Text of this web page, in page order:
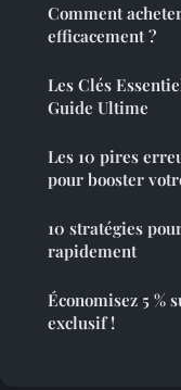
Comment
efficacement ?
Les Clés
Guide Ultime
Les 10 pires
pour booster
10 stratégies
rapidement
Économisez 5 %
exclusif !